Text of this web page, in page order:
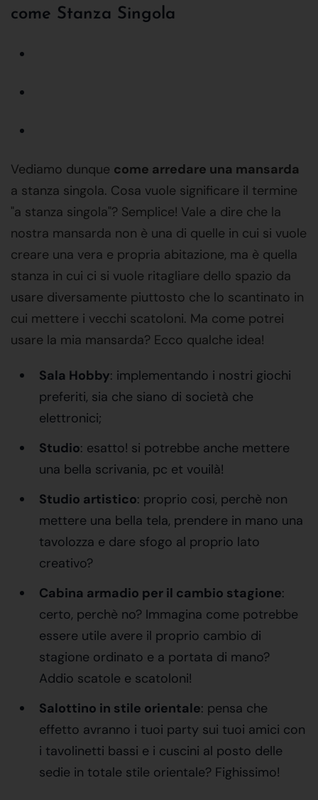
come Stanza Singola
Vediamo dunque come arredare una mansarda
a stanza singola. Cosa vuole significare il termine
"a stanza singola"? Semplice! Vale a dire che la
nostra mansarda non è una di quelle in cui si vuole
creare una vera e propria abitazione, ma è quella
stanza in cui ci si vuole ritagliare dello spazio da
usare diversamente piuttosto che lo scantinato in
cui mettere i vecchi scatoloni. Ma come potrei
usare la mia mansarda? Ecco qualche idea!
Sala Hobby: implementando i nostri giochi
preferiti, sia che siano di società che
elettronici;
Studio: esatto! si potrebbe anche mettere
una bella scrivania, pc et vouilà!
Studio artistico: proprio cosi, perchè non
mettere una bella tela, prendere in mano una
tavolozza e dare sfogo al proprio lato
creativo?
Cabina armadio per il cambio stagione:
certo, perchè no? Immagina come potrebbe
essere utile avere il proprio cambio di
stagione ordinato e a portata di mano?
Addio scatole e scatoloni!
Salottino in stile orientale: pensa che
effetto avranno i tuoi party sui tuoi amici con
i tavolinetti bassi e i cuscini al posto delle
sedie in totale stile orientale? Fighissimo!